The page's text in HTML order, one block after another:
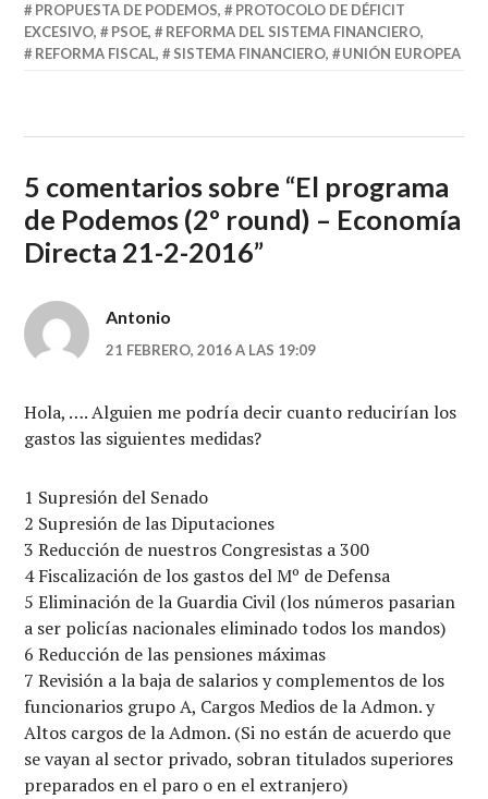
PROPUESTA DE PODEMOS,
PROTOCOLO DE DÉFICIT
EXCESIVO, PSOE, REFORMA DEL SISTEMA FINANCIERO,
REFORMA FISCAL, SISTEMA FINANCIERO, UNIÓN EUROPEA
5 comentarios sobre “El programa
de Podemos (2º round) – Economía
Directa 21-2-2016”
Antonio
21 FEBRERO, 2016 A LAS 19:09
Hola, …. Alguien me podría decir cuanto reducirían los
gastos las siguientes medidas?
1 Supresión del Senado
2 Supresión de las Diputaciones
3 Reducción de nuestros Congresistas a 300
4 Fiscalización de los gastos del Mº de Defensa
5 Eliminación de la Guardia Civil (los números pasarian
a ser policías nacionales eliminado todos los mandos)
6 Reducción de las pensiones máximas
7 Revisión a la baja de salarios y complementos de los
funcionarios grupo A, Cargos Medios de la Admon. y
Altos cargos de la Admon. (Si no están de acuerdo que
se vayan al sector privado, sobran titulados superiores
preparados en el paro o en el extranjero)